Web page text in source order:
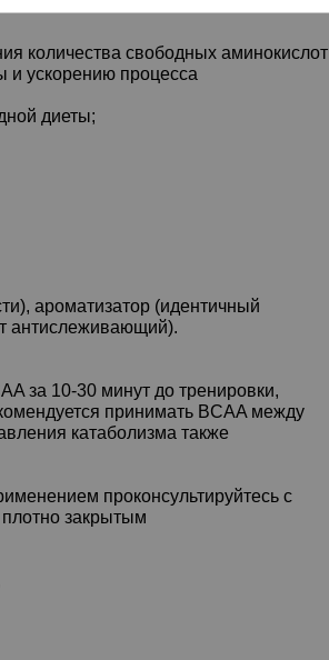
количества свободных аминокислот
и ускорению процесса
диеты;
ароматизатор (идентичный
антислеживающий).
за 10-30 минут до тренировки,
принимать BCAA между
катаболизма также
проконсультируйтесь с
закрытым